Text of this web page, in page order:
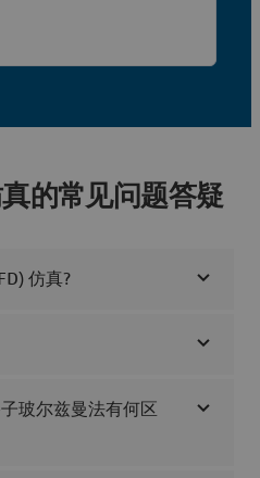
for their exceptional
in sensing applications.
utilizing SIMULIA
的常见问题答疑
仿真?
玻尔兹曼法有何区